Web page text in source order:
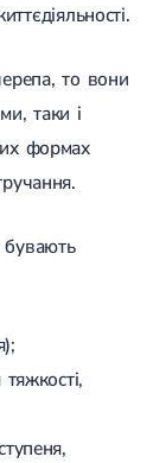
то вони
таки і
формах